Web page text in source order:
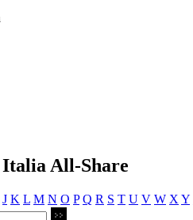
All-Share
J K L M N O P Q R S T U V W X Y